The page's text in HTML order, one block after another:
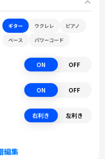
ギター ウクレレ
ピアノ
ベース
パワーコード
ON OFF
ON OFF
右利き 左利き
編集